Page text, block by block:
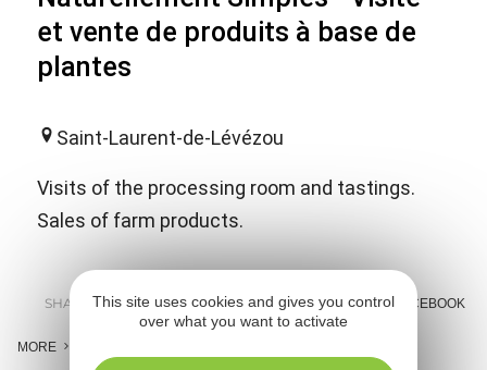
et vente de produits à base de
plantes
Saint-Laurent-de-Lévézou
Visits of the processing room and tastings.
Sales of farm products.
SHARE : E-MAIL MESSENGER FACEBOOK
MORE
This site uses cookies and gives you control
over what you want to activate